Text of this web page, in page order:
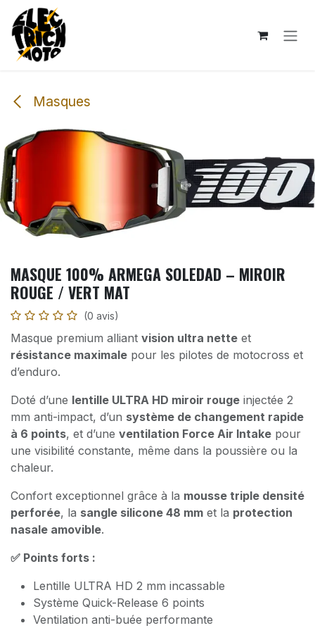
Se rendre au contenu
Masques
MASQUE 100% ARMEGA SOLEDAD – MIROIR
ROUGE / VERT MAT
(0 avis)
Masque premium alliant vision ultra nette et
résistance maximale pour les pilotes de motocross et
d’enduro.
Doté d’une lentille ULTRA HD miroir rouge injectée 2
mm anti-impact, d’un système de changement rapide
à 6 points, et d’une ventilation Force Air Intake pour
une visibilité constante, même dans la poussière ou la
chaleur.
Confort exceptionnel grâce à la mousse triple densité
perforée, la sangle silicone 48 mm et la protection
nasale amovible.
✅ Points forts :
Lentille ULTRA HD 2 mm incassable
Système Quick-Release 6 points
Ventilation anti-buée performante